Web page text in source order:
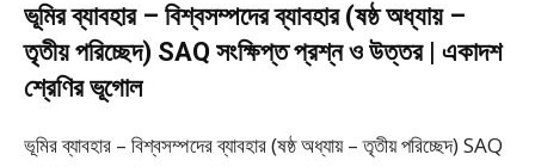
ভূমির ব্যাবহার – বিশ্বসম্পদের ব্যাবহার (ষষ্ঠ অধ্যায় –
তৃতীয় পরিচ্ছেদ) SAQ সংক্ষিপ্ত প্রশ্ন ও উত্তর | একাদশ
শ্রেণির ভূগোল
ভূমির ব্যাবহার – বিশ্বসম্পদের ব্যাবহার (ষষ্ঠ অধ্যায় – তৃতীয় পরিচ্ছেদ) SAQ